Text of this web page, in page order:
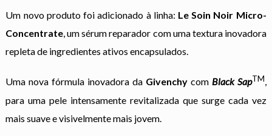
Um novo produto foi adicionado à linha: Le Soin Noir Micro-
Concentrate, um sérum reparador com uma textura inovadora
repleta de ingredientes ativos encapsulados.
Uma nova fórmula inovadora da Givenchycom Black SapTM,
para uma pele intensamente revitalizada que surge cada vez
mais suave e visivelmente mais jovem.